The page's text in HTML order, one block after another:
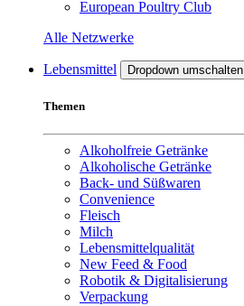
European Poultry Club
Alle Netzwerke
Lebensmittel Dropdown umschalten
Themen
Alkoholfreie Getränke
Alkoholische Getränke
Back- und Süßwaren
Convenience
Fleisch
Milch
Lebensmittelqualität
New Feed & Food
Robotik & Digitalisierung
Verpackung